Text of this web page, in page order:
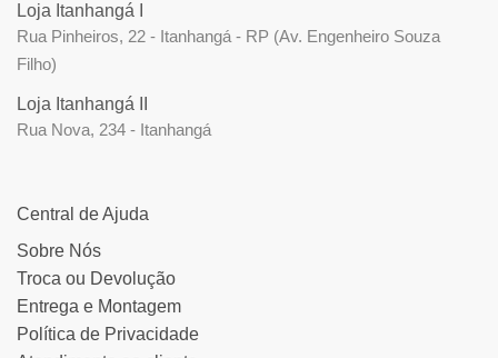
Loja Itanhangá I
Rua Pinheiros, 22 - Itanhangá - RP (Av. Engenheiro Souza
Filho)
Loja Itanhangá II
Rua Nova, 234 - Itanhangá
Central de Ajuda
Sobre Nós
Troca ou Devolução
Entrega e Montagem
Política de Privacidade